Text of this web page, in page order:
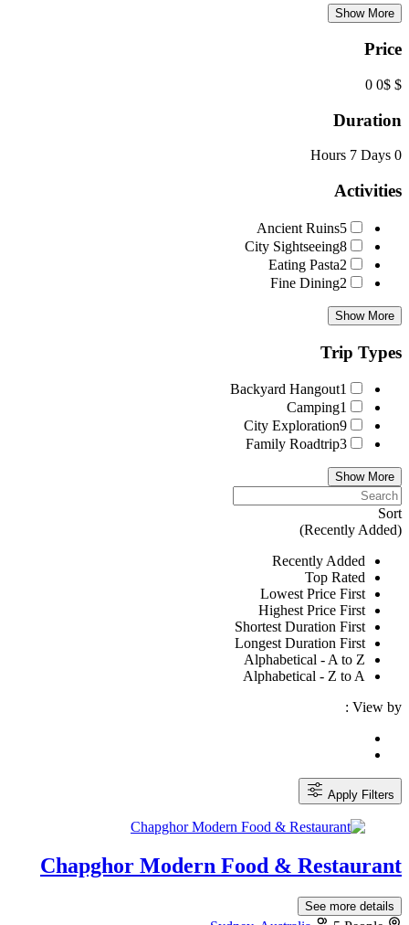
Show More
Price
$ 0
$ 0
Duration
0 Hours
7 Days
Activities
Ancient Ruins5
City Sightseeing8
Eating Pasta2
Fine Dining2
Show More
Trip Types
Backyard Hangout1
Camping1
City Exploration9
Family Roadtrip3
Show More
Sort
(Recently Added)
Recently Added
Top Rated
Lowest Price First
Highest Price First
Shortest Duration First
Longest Duration First
Alphabetical - A to Z
Alphabetical - Z to A
View by :
Apply Filters
Chapghor Modern Food & Restaurant
See more details